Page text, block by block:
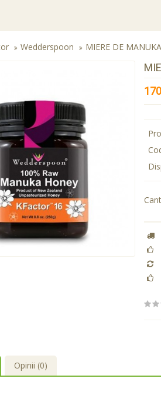
Wedderspoon MIERE DE
Opinii (0)